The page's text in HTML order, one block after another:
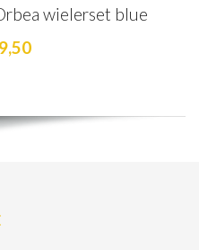
wielerset blue